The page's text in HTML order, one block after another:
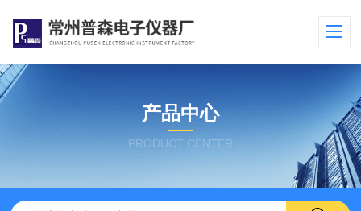
产品中心
PRODUCT CENTER